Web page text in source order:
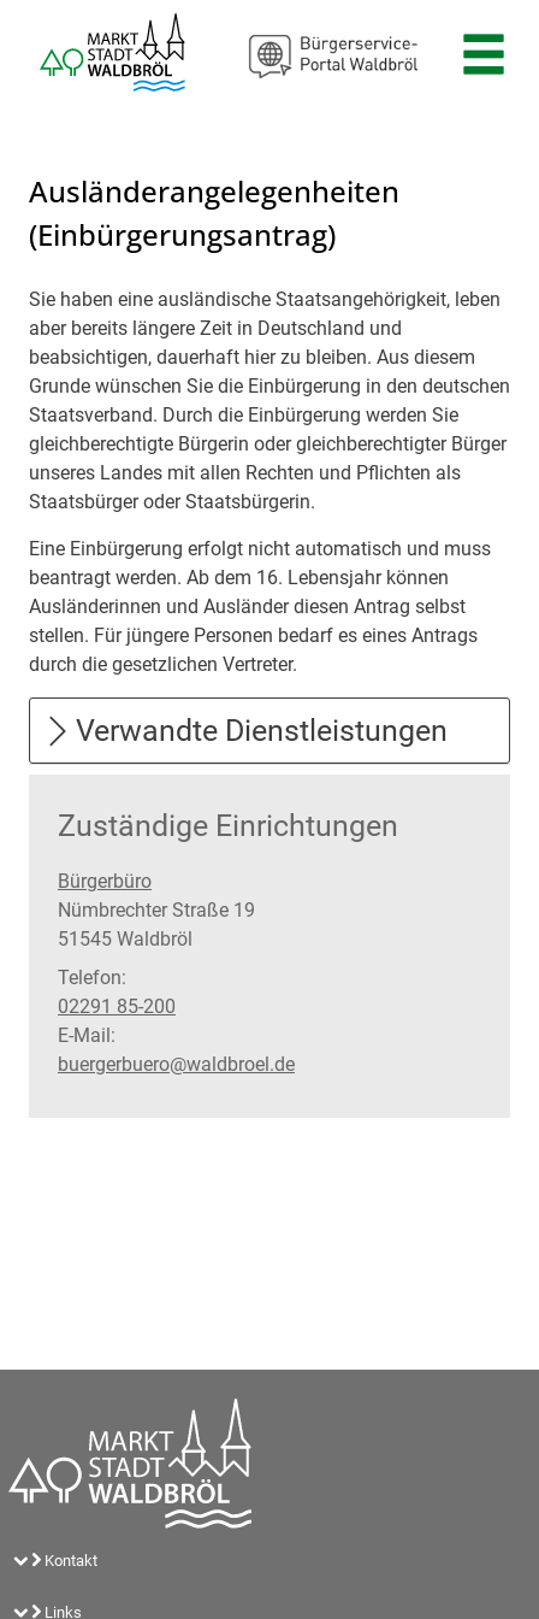
Zum Hauptinhalt springen
Ausländerangelegenheiten
(Einbürgerungsantrag)
Beschreibung
Sie haben eine ausländische Staatsangehörigkeit, leben
aber bereits längere Zeit in Deutschland und
beabsichtigen, dauerhaft hier zu bleiben. Aus diesem
Grunde wünschen Sie die Einbürgerung in den deutschen
Staatsverband. Durch die Einbürgerung werden Sie
gleichberechtigte Bürgerin oder gleichberechtigter Bürger
unseres Landes mit allen Rechten und Pflichten als
Staatsbürger oder Staatsbürgerin.
Eine Einbürgerung erfolgt nicht automatisch und muss
beantragt werden. Ab dem 16. Lebensjahr können
Ausländerinnen und Ausländer diesen Antrag selbst
stellen. Für jüngere Personen bedarf es eines Antrags
durch die gesetzlichen Vertreter.
Verwandte Dienstleistungen
Zuständige Einrichtungen
Bürgerbüro
Straße:
Nümbrechter Straße Hausnummer:
19
PLZ:
51545 Ort:
Waldbröl
Telefon:
02291 85-200
E-Mail:
buergerbuero@waldbroel.de
Kontakt
Links